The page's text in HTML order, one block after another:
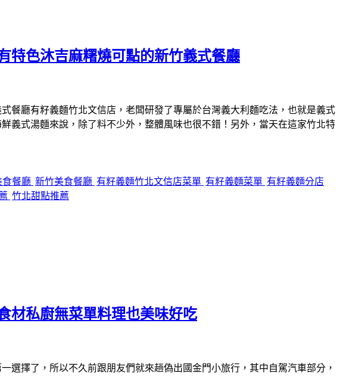
特色沐吉麻糬燒可點的新竹義式餐廳
餐廳有籽義麵竹北文信店，老闆研發了專屬於台灣義大利麵吃法，也就是義式
義式湯麵來說，除了料不少外，整體風味也很不錯！另外，當天在這家竹北特
食餐廳 新竹美食餐廳 有籽義麵竹北文信店菜單 有籽義麵菜單 有籽義麵分店
竹北甜點推薦
材私廚無菜單料理也美味好吃
選擇了，所以不久前跟朋友們就來趟偽出國金門小旅行，其中自駕汽車部分，